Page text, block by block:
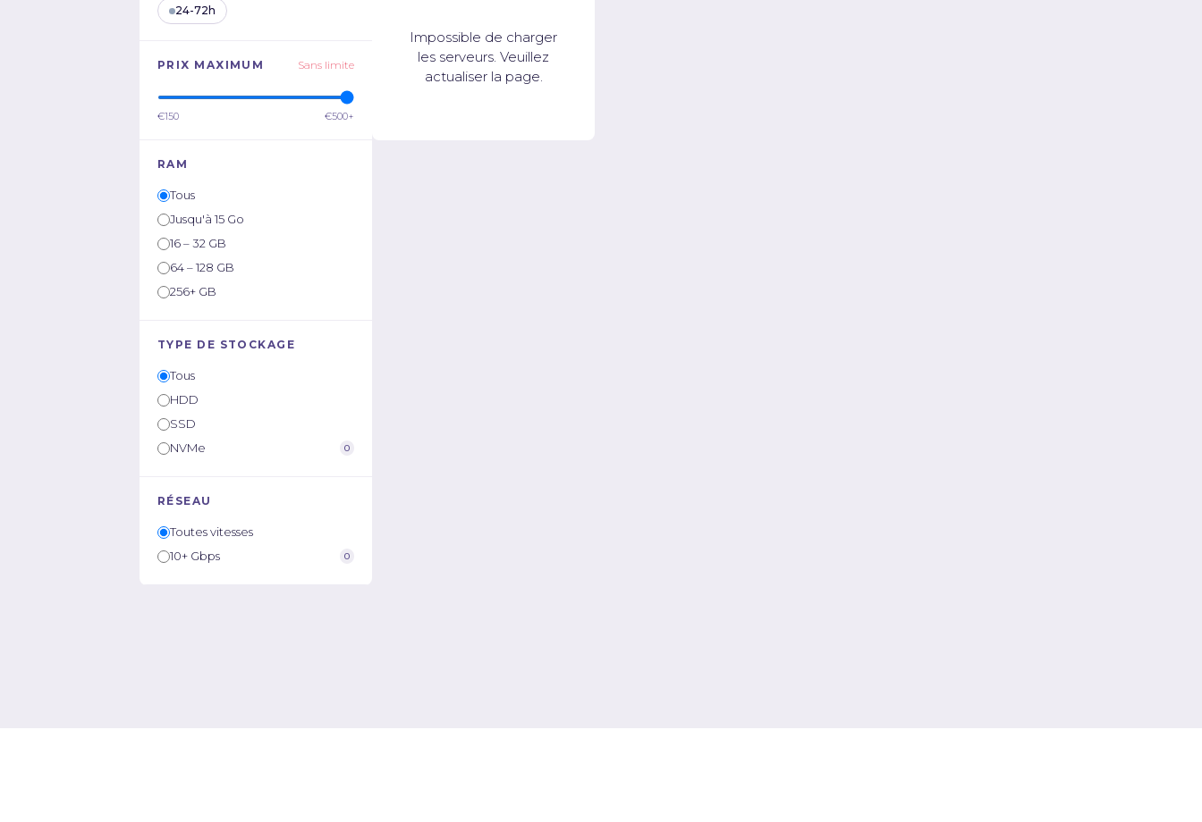
24-72h
PRIX MAXIMUM Sans limite
€150 €500+
RAM
Tous
Jusqu'à 15 Go
16 – 32 GB
64 – 128 GB
256+ GB
TYPE DE STOCKAGE
Tous
HDD
SSD
NVMe
0
RÉSEAU
Toutes vitesses
10+ Gbps
0
Impossible de charger
les serveurs. Veuillez
actualiser la page.